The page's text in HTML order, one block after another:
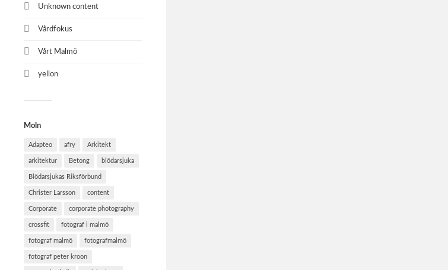
Unknown content
Vårdfokus
Vårt Malmö
yellon
Moln
Adapteo afry Arkitekt
arkitektur Betong blödarsjuka
Blödarsjukas Riksförbund
Christer Larsson content
Corporate corporate photography
crossfit fotograf i malmö
fotograf malmö fotografmalmö
fotograf peter kroon